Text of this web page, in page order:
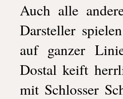
Auch alle
Darsteller
auf ganzer
Dostal keift
mit Schlosser